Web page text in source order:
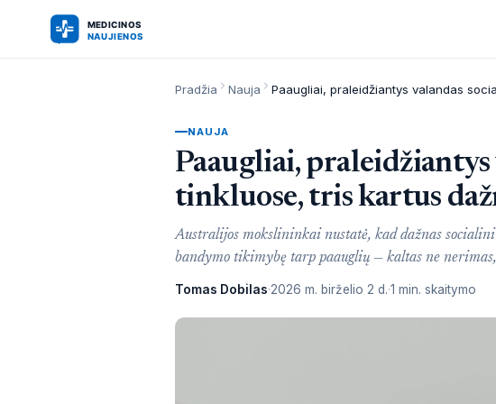
Pradžia Nauja
NAUJA
Paaugliai,
tinkluose, tris kartus
Australijos mokslininkai nustatė, kad dažnas
bandymo tikimybę tarp paauglių — kaltas ne
Tomas Dobilas 2026 m. birželio 2 d. 1 min. skaitymo